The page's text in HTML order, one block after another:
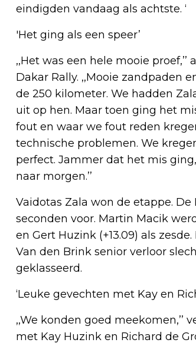
eindigden vandaag als achtste. ‘
'Het ging als een speer’
,,Het was een hele mooie
Dakar Rally. ,,Mooie zandpaden
de 250 kilometer. We hadden
uit op hen. Maar toen ging het
fout en waar we fout reden
technische problemen. We
perfect. Jammer dat het mis
naar morgen.’’
Vaidotas Zala won de etappe.
seconden voor. Martin Macik
en Gert Huzink (+13.09) als
Van den Brink senior verloor
geklasseerd.
‘Leuke gevechten met Kay en
,,We konden goed meekomen,’’
met Kay Huzink en Richard de